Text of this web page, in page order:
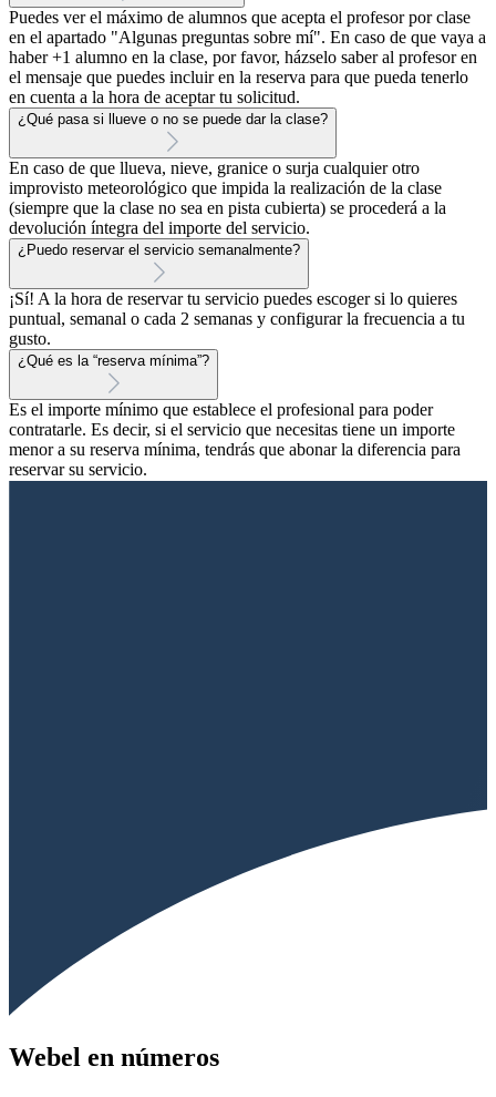
Puedes ver el máximo de alumnos que acepta el profesor por clase
en el apartado "Algunas preguntas sobre mí". En caso de que vaya a
haber +1 alumno en la clase, por favor, házselo saber al profesor en
el mensaje que puedes incluir en la reserva para que pueda tenerlo
en cuenta a la hora de aceptar tu solicitud.
¿Qué pasa si llueve o no se puede dar la clase?
En caso de que llueva, nieve, granice o surja cualquier otro
improvisto meteorológico que impida la realización de la clase
(siempre que la clase no sea en pista cubierta) se procederá a la
devolución íntegra del importe del servicio.
¿Puedo reservar el servicio semanalmente?
¡Sí! A la hora de reservar tu servicio puedes escoger si lo quieres
puntual, semanal o cada 2 semanas y configurar la frecuencia a tu
gusto.
¿Qué es la “reserva mínima”?
Es el importe mínimo que establece el profesional para poder
contratarle. Es decir, si el servicio que necesitas tiene un importe
menor a su reserva mínima, tendrás que abonar la diferencia para
reservar su servicio.
Webel en números